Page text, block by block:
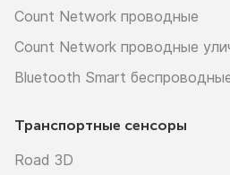
Count Network проводные
Count Network проводные
Bluetooth Smart
Транспортные сенсоры
Road 3D